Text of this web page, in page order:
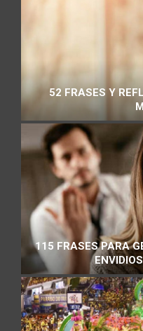
52 FRASES Y
115 FRASES PARA